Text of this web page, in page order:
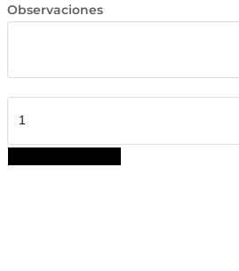
Observaciones
Espinilleras
cantidad